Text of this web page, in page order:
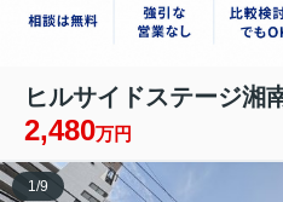
ヒルサイドステージ湘
2,480万円
1/9